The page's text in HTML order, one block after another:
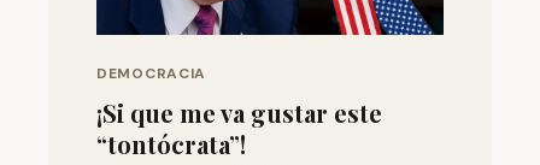
DEMOCRACIA
¡Si que me va gustar este
“tontócrata”!